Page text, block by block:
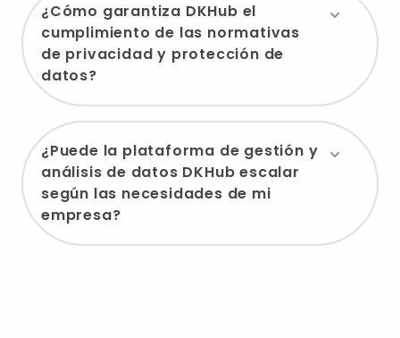
¿Cómo garantiza DKHub el
cumplimiento de las normativas
de privacidad y protección de
datos?
¿Puede la plataforma de gestión y
análisis de datos DKHub escalar
según las necesidades de mi
empresa?